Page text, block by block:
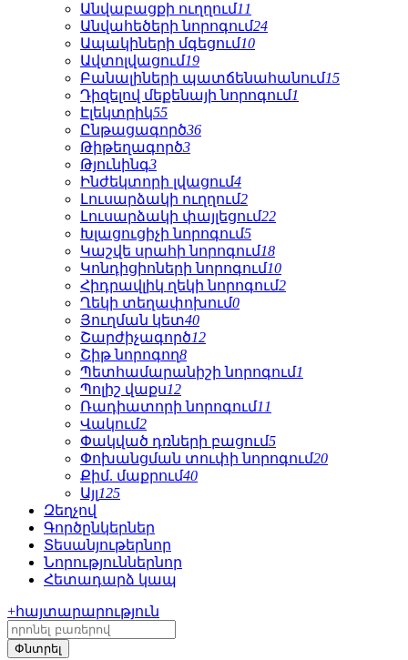
Անվաբացքի ուղղում11
Անվահեծերի նորոգում24
Ապակիների մգեցում10
Ավտոլվացում19
Բանալիների պատճենահանում15
Դիզելով մեքենայի նորոգում1
Էլեկտրիկ55
Ընթացագործ36
Թիթեղագործ3
Թյունինգ3
Ինժեկտորի լվացում4
Լուսարձակի ուղղում2
Լուսարձակի փայլեցում22
Խլացուցիչի նորոգում5
Կաշվե սրահի նորոգում18
Կոնդիցիոների նորոգում10
Հիդրավլիկ ղեկի նորոգում2
Ղեկի տեղափոխում0
Յուղման կետ40
Շարժիչագործ12
Շիթ նորոգող8
Պետհամարանիշի նորոգում1
Պոլիշ վաքս12
Ռադիատորի նորոգում11
Վակում2
Փակված դռների բացում5
Փոխանցման տուփի նորոգում20
Քիմ. մաքրում40
Այլ125
Զեղչով
Գործընկերներ
Տեսանյութերնոր
Նորություններնոր
Հետադարձ կապ
+հայտարարություն